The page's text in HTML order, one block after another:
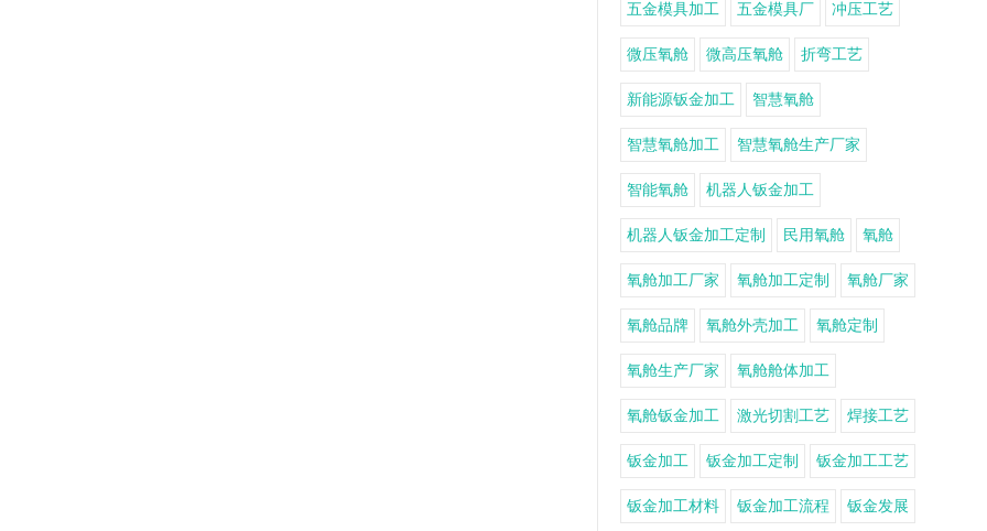
五金模具加工 五金模具厂 冲压工艺
微压氧舱 微高压氧舱 折弯工艺
新能源钣金加工 智慧氧舱
智慧氧舱加工 智慧氧舱生产厂家
智能氧舱 机器人钣金加工
机器人钣金加工定制 民用氧舱 氧舱
氧舱加工厂家 氧舱加工定制 氧舱厂家
氧舱品牌 氧舱外壳加工 氧舱定制
氧舱生产厂家 氧舱舱体加工
氧舱钣金加工 激光切割工艺 焊接工艺
钣金加工 钣金加工定制 钣金加工工艺
钣金加工材料 钣金加工流程 钣金发展